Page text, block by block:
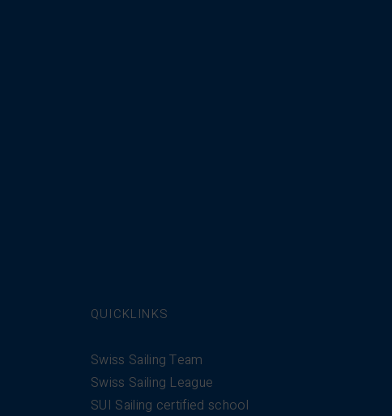
QUICKLINKS
Swiss Sailing Team
Swiss Sailing League
SUI Sailing certified school